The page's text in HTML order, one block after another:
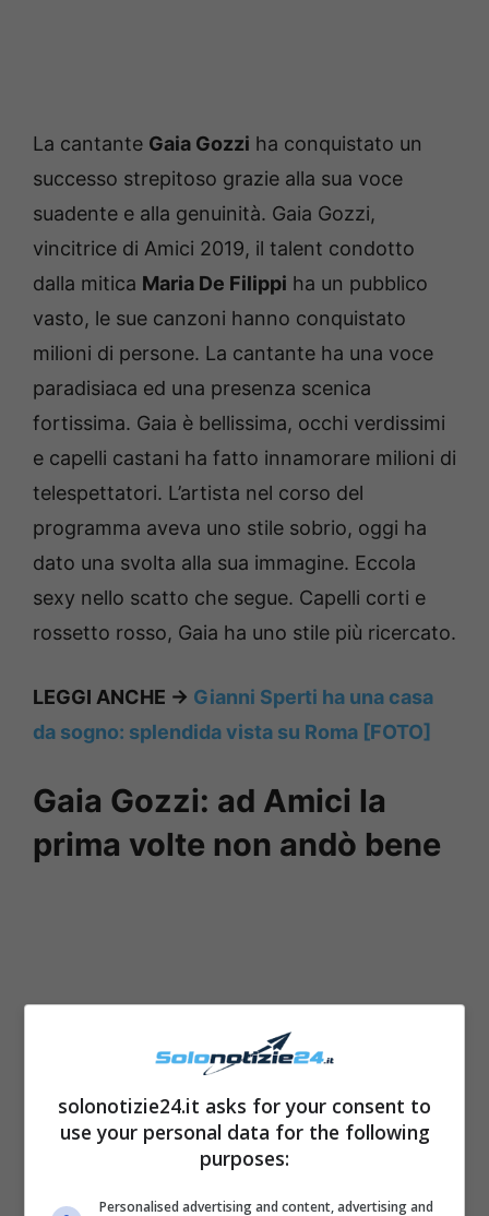
La cantante Gaia Gozzi ha conquistato un
successo strepitoso grazie alla sua voce
suadente e alla genuinità. Gaia Gozzi,
vincitrice di Amici 2019, il talent condotto
dalla mitica Maria De Filippi ha un pubblico
vasto, le sue canzoni hanno conquistato
milioni di persone. La cantante ha una voce
paradisiaca ed una presenza scenica
fortissima. Gaia è bellissima, occhi verdissimi
e capelli castani ha fatto innamorare milioni di
telespettatori. L’artista nel corso del
programma aveva uno stile sobrio, oggi ha
dato una svolta alla sua immagine. Eccola
sexy nello scatto che segue. Capelli corti e
rossetto rosso, Gaia ha uno stile più ricercato.
LEGGI ANCHE -> Gianni Sperti ha una casa
da sogno: splendida vista su Roma [FOTO]
Gaia Gozzi: ad Amici la
prima volte non andò bene
solonotizie24.it asks for your consent to
use your personal data for the following
purposes:
Personalised advertising and content, advertising and